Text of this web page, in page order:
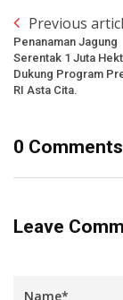
Previous
Penanaman Jagung
Serentak 1 Juta
Dukung Program
RI Asta Cita.
0 Comments
Leave